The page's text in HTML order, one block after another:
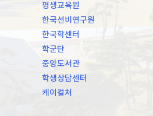
평생교육원
한국선비연구원
한국학센터
학군단
중앙도서관
학생상담센터
케이컬처